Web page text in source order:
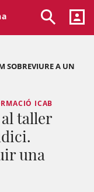
SOBREVIURE A UN
ICAB
taller
una